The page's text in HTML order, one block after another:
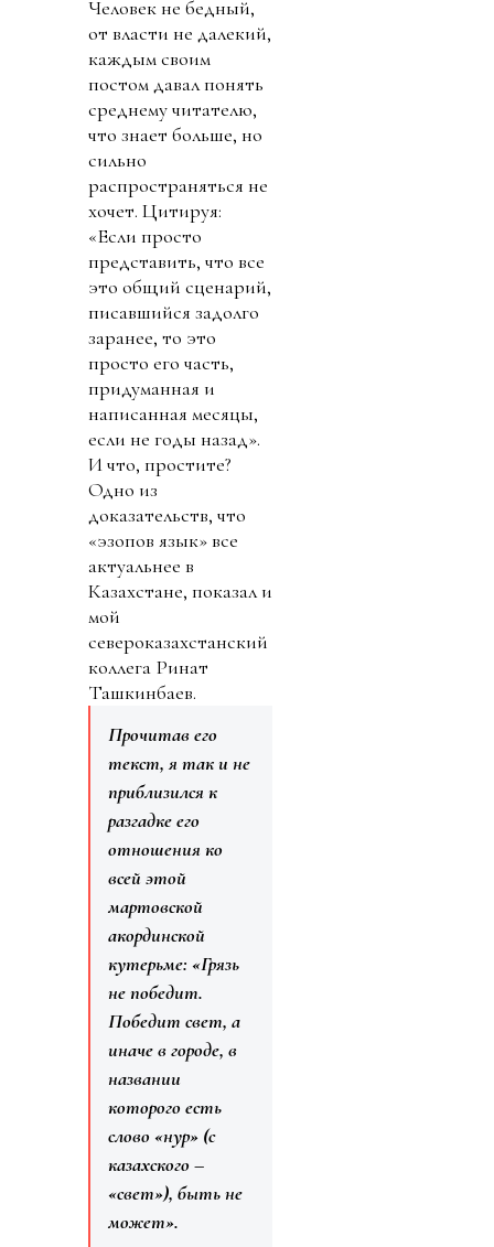
Человек не бедный,
от власти не далекий,
каждым своим
постом давал понять
среднему читателю,
что знает больше, но
сильно
распространяться не
хочет. Цитируя:
«Если просто
представить, что все
это общий сценарий,
писавшийся задолго
заранее, то это
просто его часть,
придуманная и
написанная месяцы,
если не годы назад».
И что, простите?
Одно из
доказательств, что
«эзопов язык» все
актуальнее в
Казахстане, показал и
мой
североказахстанский
коллега Ринат
Ташкинбаев.
Прочитав его
текст, я так и не
приблизился к
разгадке его
отношения ко
всей этой
мартовской
акординской
кутерьме: «Грязь
не победит.
Победит свет, а
иначе в городе, в
названии
которого есть
слово «нур» (с
казахского –
«свет»), быть не
может».